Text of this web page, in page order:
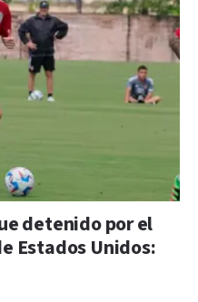
detenido por el
Estados Unidos: